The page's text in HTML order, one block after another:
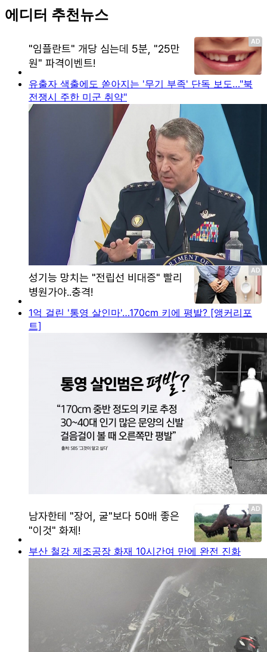
에디터 추천뉴스
유출자 색출에도 쏟아지는 '무기 부족' 단독 보도…"북
전쟁시 주한 미군 취약"
1억 걸린 '통영 살인마'…170cm 키에 평발? [앵커리포
트]
부산 철강 제조공장 화재 10시간여 만에 완전 진화